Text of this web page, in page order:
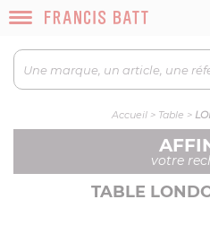
Accueil > Table >
votre
TABLE